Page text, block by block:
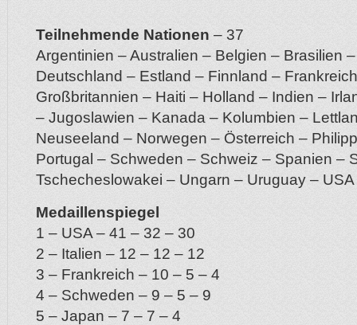
Teilnehmende Nationen – 37
Argentinien – Australien – Belgien – Brasilien
Deutschland – Estland – Finnland –
Großbritannien – Haiti – Holland – Indien –
– Jugoslawien – Kanada – Kolumbien –
Neuseeland – Norwegen – Österreich –
Portugal – Schweden – Schweiz – Spanien –
Tschecheslowakei – Ungarn – Uruguay – USA
Medaillenspiegel
1 – USA – 41 – 32 – 30
2 – Italien – 12 – 12 – 12
3 – Frankreich – 10 – 5 – 4
4 – Schweden – 9 – 5 – 9
5 – Japan – 7 – 7 – 4